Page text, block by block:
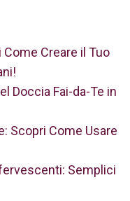
Creare il Tuo
Doccia Fai-da-Te in
Scopri Come Usare
Semplici